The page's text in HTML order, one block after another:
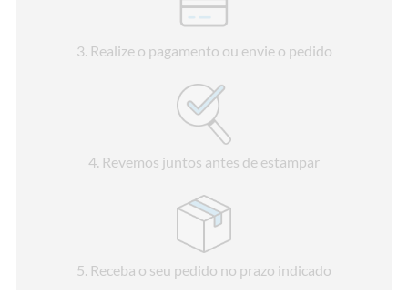
3. Realize o pagamento ou envie o pedido
4. Revemos juntos antes de estampar
5. Receba o seu pedido no prazo indicado